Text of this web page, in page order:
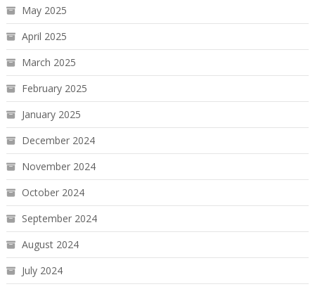
May 2025
April 2025
March 2025
February 2025
January 2025
December 2024
November 2024
October 2024
September 2024
August 2024
July 2024